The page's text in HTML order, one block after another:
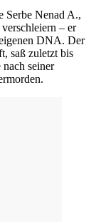
Serbe Nenad A.,
– er
DNA. Der
saß zuletzt bis
seiner